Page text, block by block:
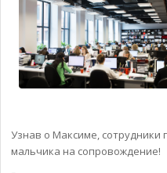
Узнав о Максиме,
мальчика на сопровождение!